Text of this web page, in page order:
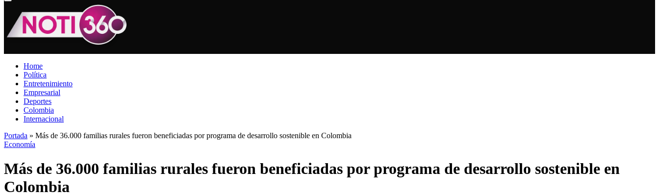
Home
Política
Entretenimiento
Empresarial
Deportes
Colombia
Internacional
Portada » Más de 36.000 familias rurales fueron beneficiadas por programa de desarrollo sostenible en Colombia
Economía
Más de 36.000 familias rurales fueron beneficiadas por programa de desarrollo sostenible en
Colombia